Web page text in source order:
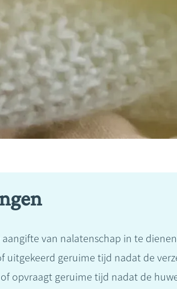
van nalatenschap in te
uitgekeerd geruime tijd nadat de
opvraagt geruime tijd nadat de